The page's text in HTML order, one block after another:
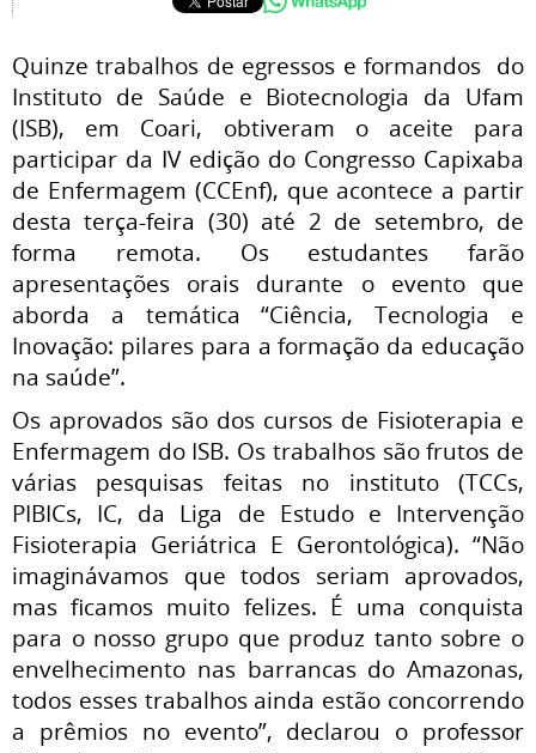
Quinze trabalhos de egressos e formandos do
Instituto de Saúde e Biotecnologia da Ufam
(ISB), em Coari, obtiveram o aceite para
participar da IV edição do Congresso Capixaba
de Enfermagem (CCEnf), que acontece a partir
desta terça-feira (30) até 2 de setembro, de
forma remota. Os estudantes farão
apresentações orais durante o evento que
aborda a temática “Ciência, Tecnologia e
Inovação: pilares para a formação da educação
na saúde”.
Os aprovados são dos cursos de Fisioterapia e
Enfermagem do ISB. Os trabalhos sãofrutos de
várias pesquisas feitas no instituto (TCCs,
PIBICs, IC, da Liga de Estudo e Intervenção
Fisioterapia Geriátrica E Gerontológica). “Não
imaginávamos que todos seriam aprovados,
mas ficamos muito felizes. É uma conquista
para o nosso grupo que produz tanto sobre o
envelhecimento nas barrancas do Amazonas,
todos esses trabalhos ainda estão concorrendo
a prêmios no evento”, declarou o professor